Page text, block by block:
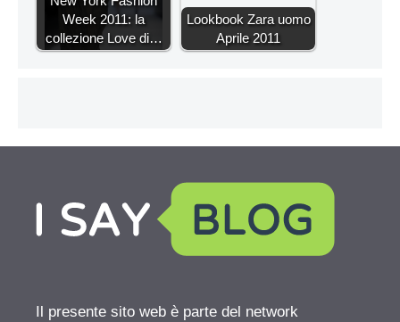
Week 2011: la
collezione Love di…
Lookbook Zara uomo
Aprile 2011
Il presente sito web è parte del network